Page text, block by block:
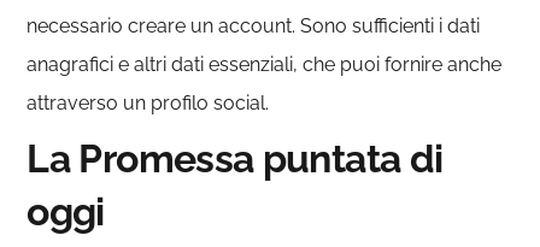
necessario creare un account. Sono sufficienti i dati
anagrafici e altri dati essenziali, che puoi fornire anche
attraverso un profilo social.
La Promessa puntata di
oggi